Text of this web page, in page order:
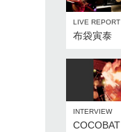
LIVE REPORT
布袋寅泰
INTERVIEW
COCOBAT